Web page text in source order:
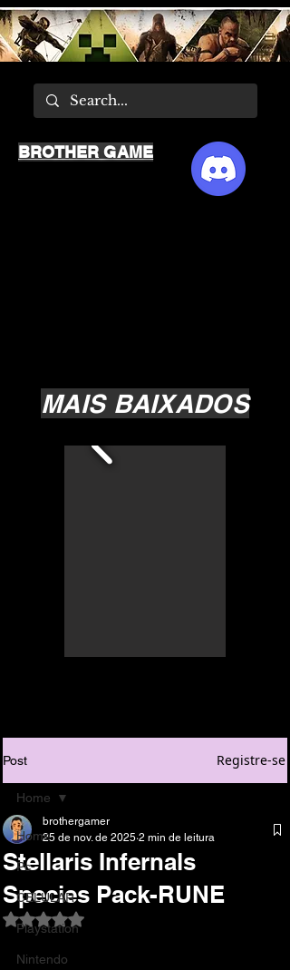
MAIS BAIXADOS
BROTHER GAME
Post Registre-se
Home
Pc
CELULAR
Playstation
Nintendo
Home
Stellaris Infernals
Species Pack-RUNE
brothergamer
25 de nov. de 2025 2 min de leitura
Avaliado com NaN de 5 estrelas.